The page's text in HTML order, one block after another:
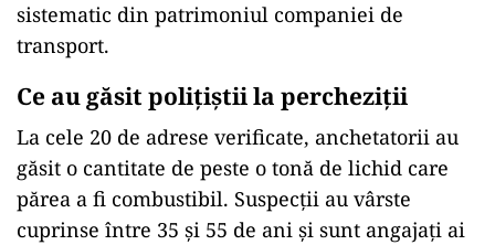
sistematic din patrimoniul companiei de
transport.
Ce au găsit polițiștii la percheziții
La cele 20 de adrese verificate, anchetatorii au
găsit o cantitate de peste o tonă de lichid care
părea a fi combustibil. Suspecții au vârste
cuprinse între 35 și 55 de ani și sunt angajați ai